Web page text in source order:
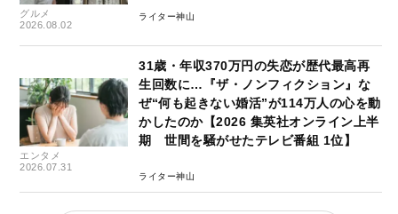
グルメ
2026.08.02
ライター神山
エンタメ
2026.07.31
31歳・年収370万円の失恋が歴代最高再
生回数に…『ザ・ノンフィクション』な
ぜ“何も起きない婚活”が114万人の心を動
かしたのか【2026 集英社オンライン上半
期 世間を騒がせたテレビ番組 1位】
ライター神山